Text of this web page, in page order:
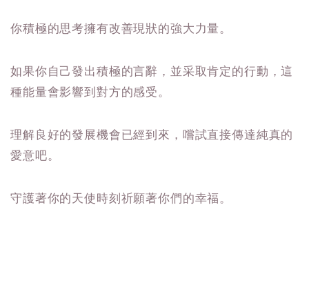
你積極的思考擁有改善現狀的強大力量。
如果你自己發出積極的言辭，並采取肯定的行動，這
種能量會影響到對方的感受。
理解良好的發展機會已經到來，嚐試直接傳達純真的
愛意吧。
守護著你的天使時刻祈願著你們的幸福。